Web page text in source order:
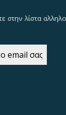
στην λίστα